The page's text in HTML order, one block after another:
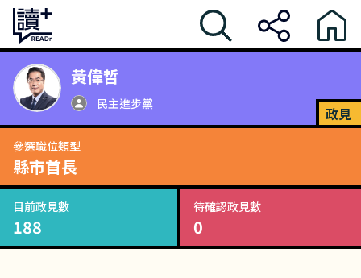
黃偉哲
民主進步黨
政見
參選職位類型
縣市首長
目前政見數
188
待確認政見數
0